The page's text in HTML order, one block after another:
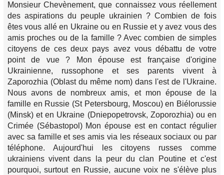
Monsieur Chevènement, que connaissez vous réellement
des aspirations du peuple ukrainien ? Combien de fois
êtes vous allé en Ukraine ou en Russie et y avez vous des
amis proches ou de la famille ? Avec combien de simples
citoyens de ces deux pays avez vous débattu de votre
point de vue ? Mon épouse est française d'origine
Ukrainienne, russophone et ses parents vivent à
Zaporozhia (Oblast du même nom) dans l'est de l'Ukraine.
Nous avons de nombreux amis, et mon épouse de la
famille en Russie (St Petersbourg, Moscou) en Biélorussie
(Minsk) et en Ukraine (Dniepopetrovsk, Zoporozhia) ou en
Crimée (Sébastopol) Mon épouse est en contact régulier
avec sa famille et ses amis via les réseaux sociaux ou par
téléphone. Aujourd'hui les citoyens russes comme
ukrainiens vivent dans la peur du clan Poutine et c'est
pourquoi, surtout en Russie, aucune voix ne s'élève plus